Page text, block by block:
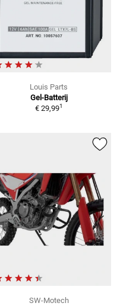
Louis Parts
Gel-Batterij
€ 29,991
SW-Motech